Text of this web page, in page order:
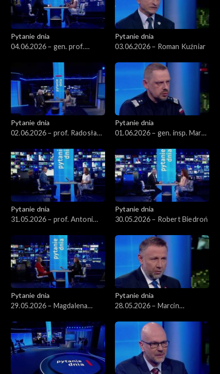
Pytanie dnia
04.06.2026 – gen. prof.
Pytanie dnia
03.06.2026 – Roman Kuźniar
Pytanie dnia
02.06.2026 – prof. Radosław
Pytanie dnia
01.06.2026 – gen. insp. Marek
Pytanie dnia
31.05.2026 – prof. Antoni
Pytanie dnia
30.05.2026 – Robert Biedroń
Pytanie dnia
29.05.2026 – Magdalena
Pytanie dnia
28.05.2026 – Marcin